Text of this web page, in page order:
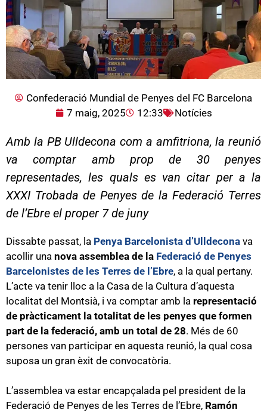
Confederació Mundial de Penyes del FC Barcelona
7 maig, 2025
12:33 Notícies
Amb la PB Ulldecona com a amfitriona, la reunió
va comptar amb prop de 30 penyes
representades, les quals es van citar per a la
XXXI Trobada de Penyes de la Federació Terres
de l’Ebre el proper 7 de juny
Dissabte passat, la Penya Barcelonista d’Ulldecona va
acollir una nova assemblea de la Federació de Penyes
Barcelonistes de les Terres de l’Ebre, a la qual pertany.
L’acte va tenir lloc a la Casa de la Cultura d’aquesta
localitat del Montsià, i va comptar amb la representació
de pràcticament la totalitat de les penyes que formen
part de la federació, amb un total de 28. Més de 60
persones van participar en aquesta reunió, la qual cosa
suposa un gran èxit de convocatòria.
L’assemblea va estar encapçalada pel president de la
Federació de Penyes de les Terres de l’Ebre, Ramón